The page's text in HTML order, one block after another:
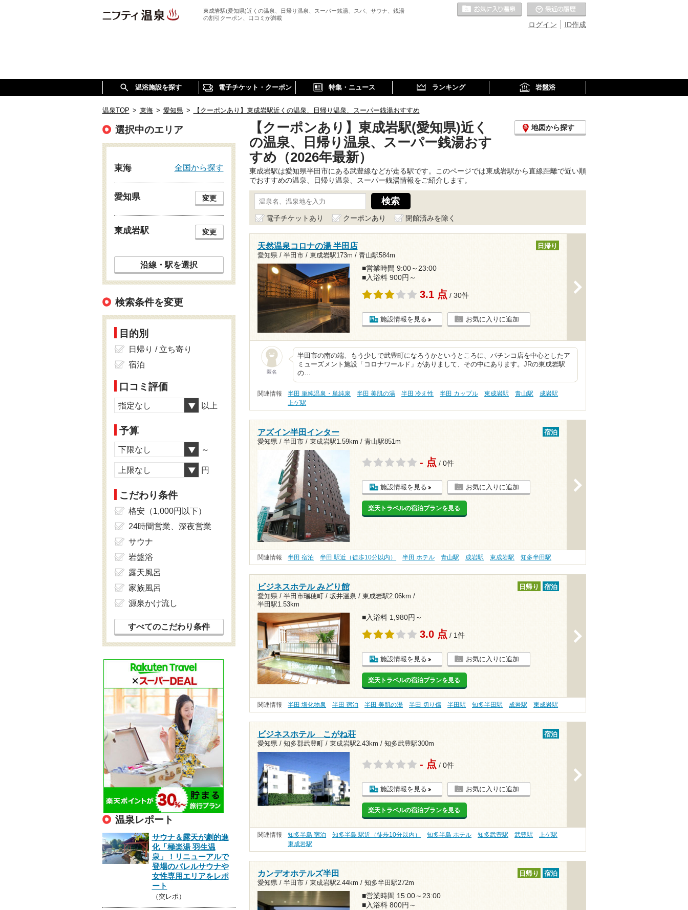
東成岩駅(愛知県)近くの温泉、日帰り温泉、スーパー銭湯、スパ、サウナ、銭湯
の割引クーポン、口コミが満載
ID作成
ログイン
お気に入りの温泉
温浴施設を探す 電子チケット・クーポン 特集・ニュース ランキング 岩盤浴
温泉TOP > 東海 > 愛知県 > 【クーポンあり】東成岩駅近くの温泉、日帰り温泉、スーパー銭湯おすすめ
【クーポンあり】東成岩駅(愛知県)近く
の温泉、日帰り温泉、スーパー銭湯おす
すめ（2026年最新）
地図から探す
東成岩駅は愛知県半田市にある武豊線などが走る駅です。このページでは東成岩駅から直線距離で近い順
でおすすめの温泉、日帰り温泉、スーパー銭湯情報をご紹介します。
電子チケットあり クーポンあり 閉館済みを除く
天然温泉コロナの湯 半田店
愛知県 / 半田市 / 東成岩駅173m / 青山駅584m
日帰り
■営業時間 9:00～23:00
■入浴料 900円～
3.1 点 / 30件
施設情報を見る お気に入りに追加
匿名
半田市の南の端、もう少しで武豊町になろうかというところに、パチンコ店を中心としたア
ミューズメント施設「コロナワールド」がありまして、その中にあります。JRの東成岩駅
の…
関連情報 半田 単純温泉・単純泉 半田 美肌の湯 半田 冷え性 半田 カップル 東成岩駅 青山駅
成岩駅
上ゲ駅
アズイン半田インター
愛知県 / 半田市 / 東成岩駅1.59km / 青山駅851m
宿泊
- 点 / 0件
施設情報を見る お気に入りに追加
楽天トラベルの宿泊プランを見る
関連情報 半田 宿泊 半田 駅近（徒歩10分以内） 半田 ホテル 青山駅 成岩駅 東成岩駅 知多半田駅
ビジネスホテル みどり館
愛知県 / 半田市瑞穂町 / 坂井温泉 / 東成岩駅2.06km /
半田駅1.53km
日帰り 宿泊
■入浴料 1,980円～
3.0 点 / 1件
施設情報を見る お気に入りに追加
楽天トラベルの宿泊プランを見る
関連情報 半田 塩化物泉 半田 宿泊 半田 美肌の湯 半田 切り傷 半田駅 知多半田駅 成岩駅 東成岩駅
ビジネスホテル こがね荘
愛知県 / 知多郡武豊町 / 東成岩駅2.43km / 知多武豊駅300m
宿泊
- 点 / 0件
施設情報を見る お気に入りに追加
楽天トラベルの宿泊プランを見る
関連情報 知多半島 宿泊 知多半島 駅近（徒歩10分以内） 知多半島 ホテル 知多武豊駅 武豊駅
上ゲ駅
東成岩駅
カンデオホテルズ半田
愛知県 / 半田市 / 東成岩駅2.44km / 知多半田駅272m
日帰り 宿泊
■営業時間 15:00～23:00
■入浴料 800円～
選択中のエリア
東海 全国から探す
愛知県 変更
東成岩駅 変更
沿線・駅を選択
検索条件を変更
目的別
日帰り / 立ち寄り
宿泊
口コミ評価
指定なし 以上
予算
下限なし ～
上限なし 円
こだわり条件
格安（1,000円以下）
24時間営業、深夜営業
サウナ
岩盤浴
露天風呂
家族風呂
源泉かけ流し
すべてのこだわり条件
温泉レポート
サウナ＆露天が劇的進
化「極楽湯 羽生温
泉」！リニューアルで
登場のバレルサウナや
女性専用エリアをレポ
ート
（突レポ）